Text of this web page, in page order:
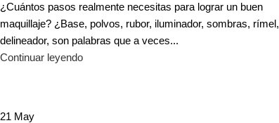
¿Cuántos pasos realmente necesitas para lograr un buen
maquillaje? ¿Base, polvos, rubor, iluminador, sombras, rímel,
delineador, son palabras que a veces...
Continuar leyendo
21 May